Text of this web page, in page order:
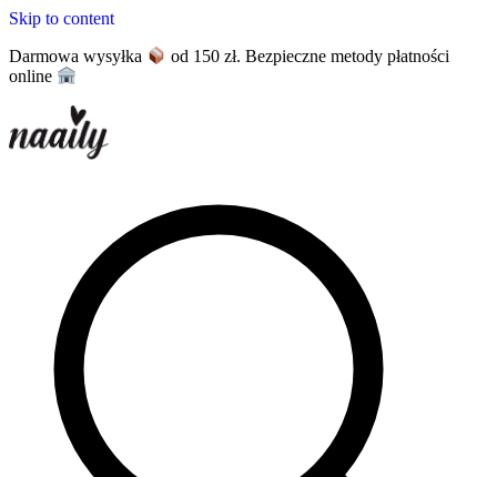
Skip to content
Darmowa wysyłka
od 150 zł. Bezpieczne metody płatności
online